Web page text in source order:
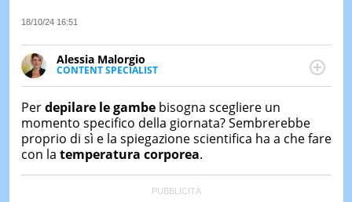
IERI
18/10/24 16:51
Alessia Malorgio
CONTENT SPECIALIST
Ha conseguito un Master in Marketing Management
occupa della creazione di contenuti in ottica SEO e
dello sviluppo di strategie marketing attraverso
canali digitali.
Perdepilare le gambe bisogna scegliere un
momento specifico della giornata? Sembrerebbe
proprio di sì e la spiegazione scientifica ha a che fare
con la temperatura corporea.